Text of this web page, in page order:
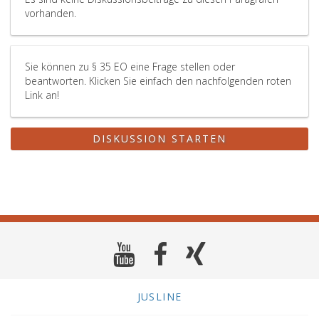
einen
Anspruch,
der
sich
der
im
Paragraph
und
12
14
angeführten
stützt,
vorhanden.
Sie können zu § 35 EO eine Frage stellen oder
beantworten. Klicken Sie einfach den nachfolgenden roten
Link an!
DISKUSSION STARTEN
JUSLINE